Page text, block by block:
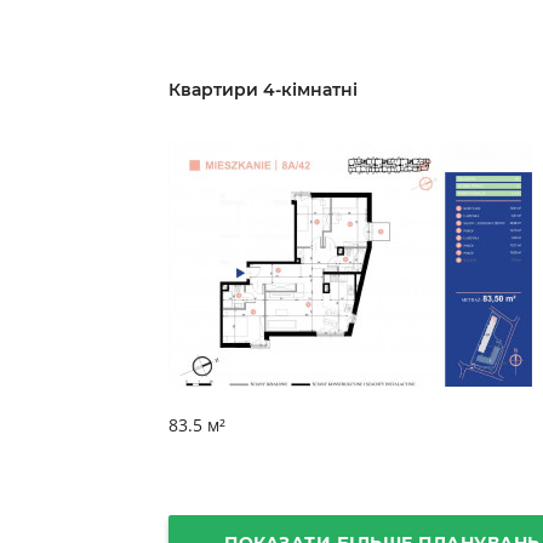
Квартири 4-кімнатні
83.5 м²